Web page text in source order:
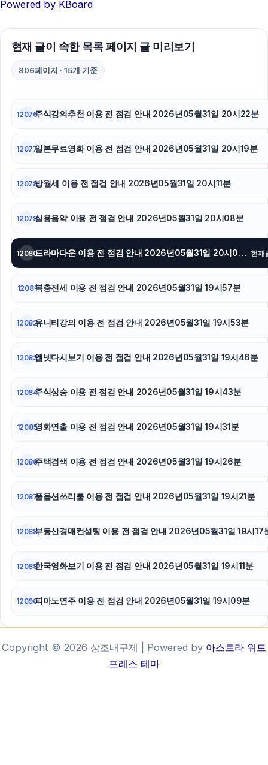
Powered by KBoard
현재 글이 속한 목록 페이지 글 미리보기
806페이지 · 15개 기준
12076주식강의추천 이용 전 점검 안내 2026년05월31일 20시22분
12077일본무료영화 이용 전 점검 안내 2026년05월31일 20시19분
12078방월세 이용 전 점검 안내 2026년05월31일 20시11분
12079실용음악 이용 전 점검 안내 2026년05월31일 20시08분
12080 드라마다운 이용 전 점검 안내 2026년05월31일 20시02분 현재
12081복층전세 이용 전 점검 안내 2026년05월31일 19시57분
12082유니티강의 이용 전 점검 안내 2026년05월31일 19시53분
12083엠넷다시보기 이용 전 점검 안내 2026년05월31일 19시46분
12084주식상승 이용 전 점검 안내 2026년05월31일 19시43분
12085영화연출 이용 전 점검 안내 2026년05월31일 19시31분
12086주택검색 이용 전 점검 안내 2026년05월31일 19시26분
12087풀옵션쓰리룸 이용 전 점검 안내 2026년05월31일 19시21분
12088부동산경매컨설팅 이용 전 점검 안내 2026년05월31일 19시17
12089한국영화보기 이용 전 점검 안내 2026년05월31일 19시11분
12090피아노연주 이용 전 점검 안내 2026년05월31일 19시09분
Copyright © 2026 상조내구제 | Powered by 아스트라 워드
프레스 테마